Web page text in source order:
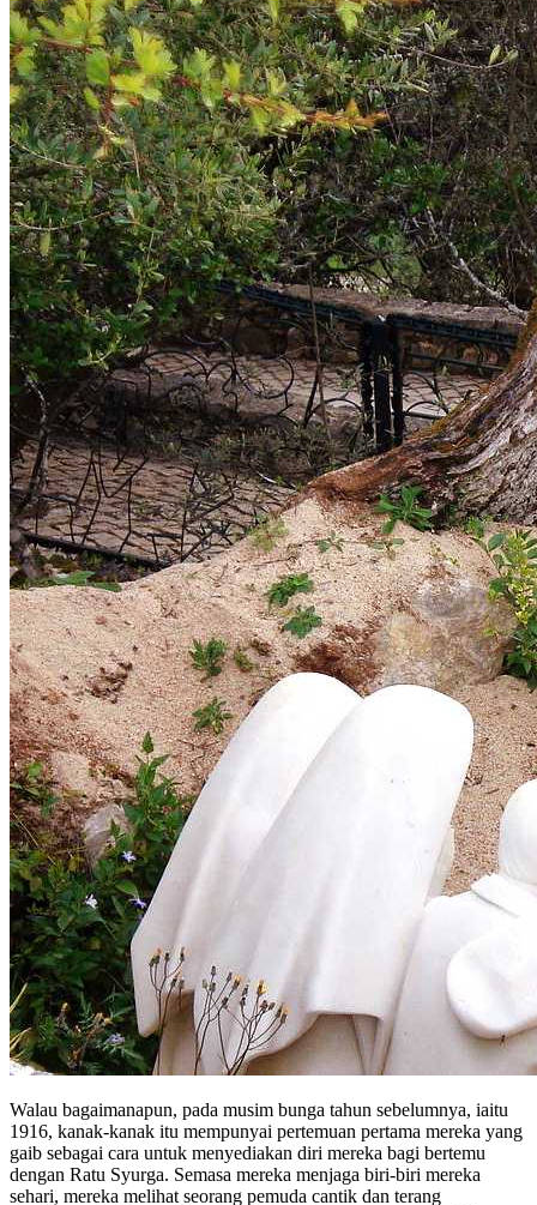
Walau bagaimanapun, pada musim bunga tahun sebelumnya, iaitu
1916, kanak-kanak itu mempunyai pertemuan pertama mereka yang
gaib sebagai cara untuk menyediakan diri mereka bagi bertemu
dengan Ratu Syurga. Semasa mereka menjaga biri-biri mereka
sehari, mereka melihat seorang pemuda cantik dan terang